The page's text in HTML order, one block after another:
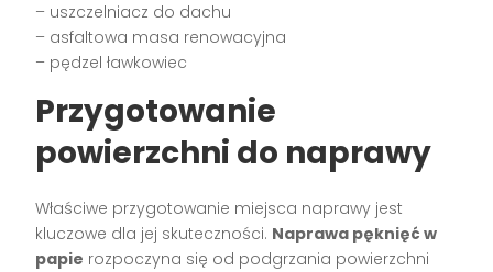
– uszczelniacz do dachu
– asfaltowa masa renowacyjna
– pędzel ławkowiec
Przygotowanie
powierzchni do naprawy
Właściwe przygotowanie miejsca naprawy jest
kluczowe dla jej skuteczności. Naprawa pęknięć w
papie rozpoczyna się od podgrzania powierzchni